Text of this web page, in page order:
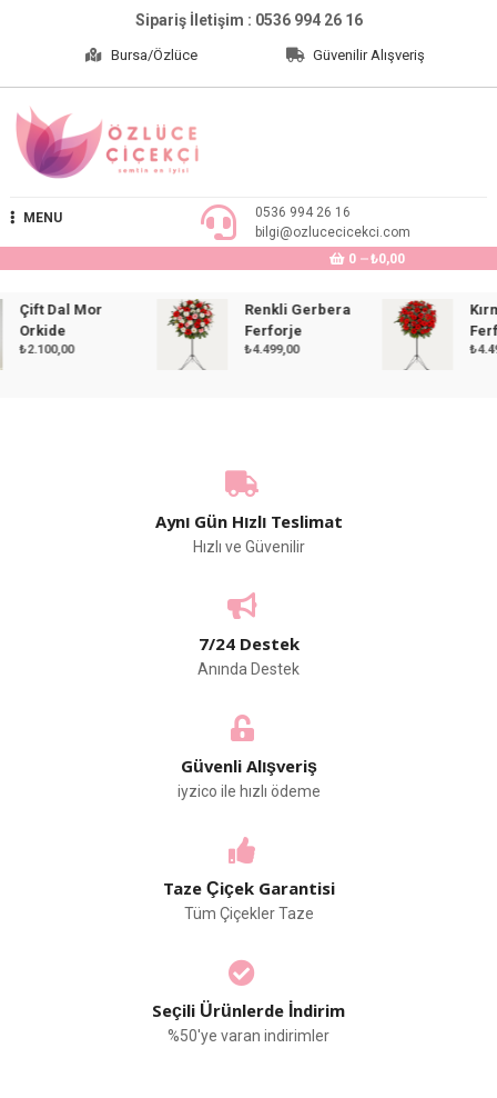
Sipariş İletişim : 0536 994 26 16
Bursa/Özlüce Güvenilir Alışveriş
Özlüce Çiçekçi
MENU
0536 994 26 16
bilgi@ozlucecicekci.com
0
₺0,00
Dal Mor
2.100,00
Renkli Gerbera
Ferforje
4.499,00
Aynı Gün Hızlı Teslimat
Hızlı ve Güvenilir
7/24 Destek
Anında Destek
Güvenli Alışveriş
iyzico ile hızlı ödeme
Taze Çiçek Garantisi
Tüm Çiçekler Taze
Seçili Ürünlerde İndirim
%50'ye varan indirimler